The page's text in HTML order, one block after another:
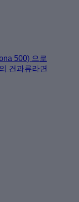
500) 으로
견과류라면